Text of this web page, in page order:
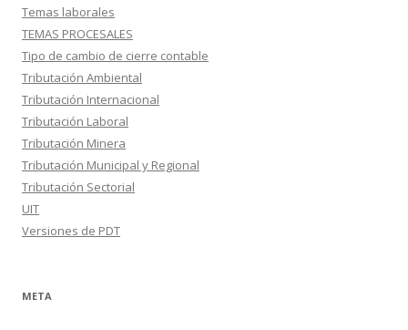
Temas laborales
TEMAS PROCESALES
Tipo de cambio de cierre contable
Tributación Ambiental
Tributación Internacional
Tributación Laboral
Tributación Minera
Tributación Municipal y Regional
Tributación Sectorial
UIT
Versiones de PDT
META